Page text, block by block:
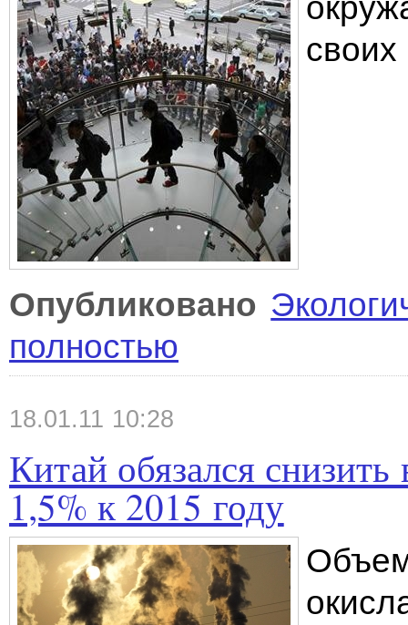
своих
Опубликовано
полностью
18.01.11 10:28
Китай обязался
1,5% к 2015 году